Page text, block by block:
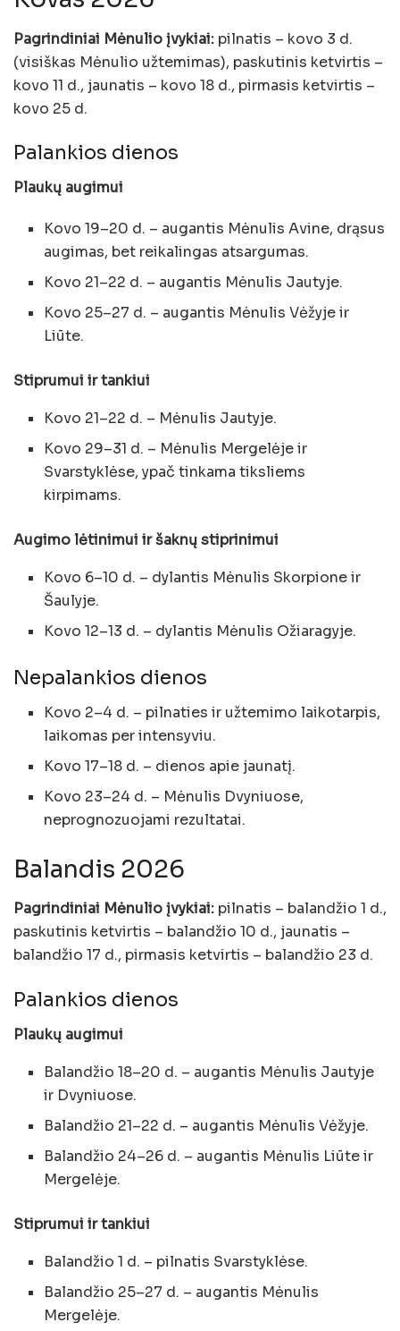
Pagrindiniai Mėnulio įvykiai: pilnatis – kovo 3 d.
(visiškas Mėnulio užtemimas), paskutinis ketvirtis –
kovo 11 d., jaunatis – kovo 18 d., pirmasis ketvirtis –
kovo 25 d.
Palankios dienos
Plaukų augimui
Kovo 19–20 d. – augantis Mėnulis Avine, drąsus
augimas, bet reikalingas atsargumas.
Kovo 21–22 d. – augantis Mėnulis Jautyje.
Kovo 25–27 d. – augantis Mėnulis Vėžyje ir
Liūte.
Stiprumui ir tankiui
Kovo 21–22 d. – Mėnulis Jautyje.
Kovo 29–31 d. – Mėnulis Mergelėje ir
Svarstyklėse, ypač tinkama tiksliems
kirpimams.
Augimo lėtinimui ir šaknų stiprinimui
Kovo 6–10 d. – dylantis Mėnulis Skorpione ir
Šaulyje.
Kovo 12–13 d. – dylantis Mėnulis Ožiaragyje.
Nepalankios dienos
Kovo 2–4 d. – pilnaties ir užtemimo laikotarpis,
laikomas per intensyviu.
Kovo 17–18 d. – dienos apie jaunatį.
Kovo 23–24 d. – Mėnulis Dvyniuose,
neprognozuojami rezultatai.
Balandis 2026
Pagrindiniai Mėnulio įvykiai: pilnatis – balandžio 1 d.,
paskutinis ketvirtis – balandžio 10 d., jaunatis –
balandžio 17 d., pirmasis ketvirtis – balandžio 23 d.
Palankios dienos
Plaukų augimui
Balandžio 18–20 d. – augantis Mėnulis Jautyje
ir Dvyniuose.
Balandžio 21–22 d. – augantis Mėnulis Vėžyje.
Balandžio 24–26 d. – augantis Mėnulis Liūte ir
Mergelėje.
Stiprumui ir tankiui
Balandžio 1 d. – pilnatis Svarstyklėse.
Balandžio 25–27 d. – augantis Mėnulis
Mergelėje.